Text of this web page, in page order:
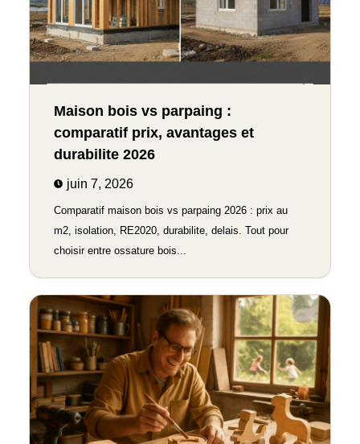
Maison bois vs parpaing :
comparatif prix, avantages et
durabilite 2026
juin 7, 2026
Comparatif maison bois vs parpaing 2026 : prix au
m2, isolation, RE2020, durabilite, delais. Tout pour
choisir entre ossature bois...